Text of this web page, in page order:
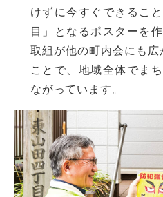
けずに今すぐできるこ
目」となるポスターを
取組が他の町内会にも
ことで、地域全体でま
ながっています。